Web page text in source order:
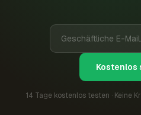
Kostenlos
14 Tage kostenlos testen · Keine